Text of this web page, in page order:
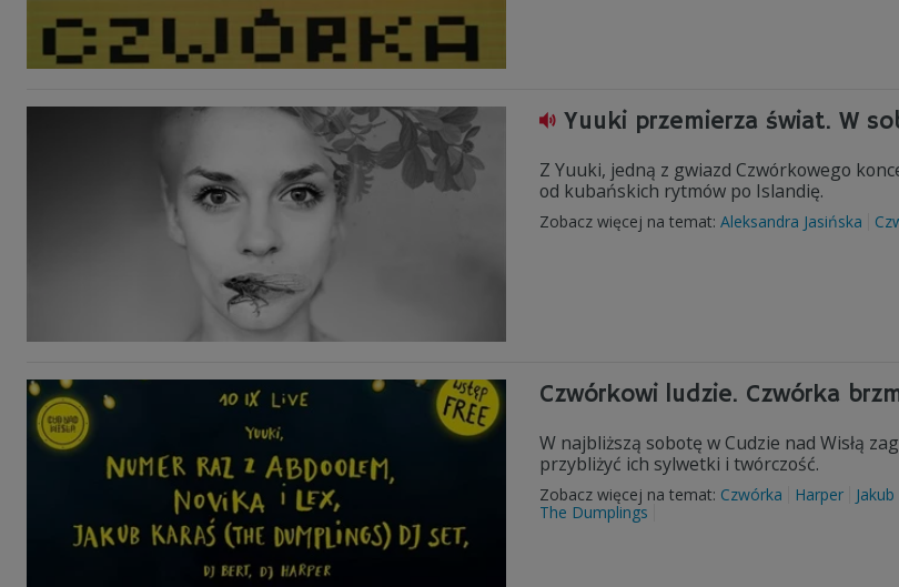
Yuuki przemierza świat. W
Z Yuuki, jedną z gwiazd Czwórkowego
od kubańskich rytmów po Islandię.
Zobacz więcej na temat: Aleksandra Jasińska
Czwórkowi ludzie. Czwórka
W najbliższą sobotę w Cudzie nad Wisłą
przybliżyć ich sylwetki i twórczość.
Zobacz więcej na temat: Czwórka Harper
The Dumplings